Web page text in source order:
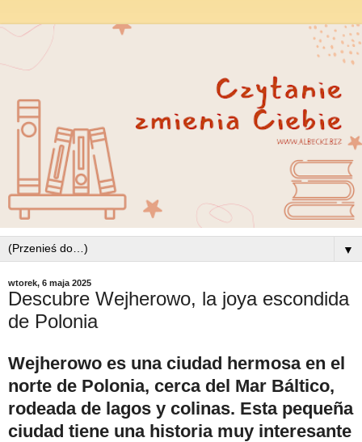
▼
wtorek, 6 maja 2025
Descubre Wejherowo, la joya escondida
de Polonia
Wejherowo es una ciudad hermosa en el
norte de Polonia, cerca del Mar Báltico,
rodeada de lagos y colinas. Esta pequeña
ciudad tiene una historia muy interesante